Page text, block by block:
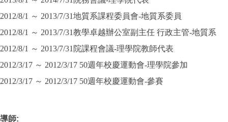
2012/8/1 ～ 2013/7/31地質系課程委員會-地質系委員
2012/8/1 ～ 2013/7/31教學卓越辦公室副主任 行政主管-地質系
2012/8/1 ～ 2013/7/31院課程會議-理學院教師代表
2012/3/17 ～ 2012/3/17 50週年校慶運動會-理學院參加
2012/3/17 ～ 2012/3/17 50週年校慶運動會-參賽
導師: